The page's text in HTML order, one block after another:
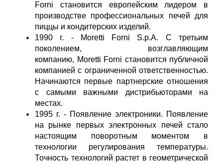
Forni становится европейским лидером в
производстве профессиональных печей для
пиццы и кондитерских изделий.
1990 г. - Moretti Forni S.p.A. С третьим
поколением, возглавляющим
компанию, Moretti Forni становится публичной
компанией с ограниченной ответственностью.
Начинаются первые партнерские отношения
с самыми важными дистрибьюторами на
местах.
1995 г. - Появление электроники. Появление
на рынке первых электронных печей стало
настоящим поворотным моментом в
технологии регулирования температуры.
Точность технологий растет в геометрической